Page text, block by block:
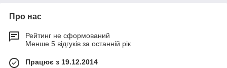
Про нас
Рейтинг не сформований
Менше 5 відгуків за останній рік
Працює з 19.12.2014